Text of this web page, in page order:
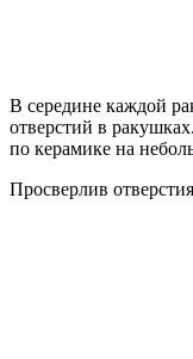
В середине каждой
отверстий в
по керамике на
Просверлив